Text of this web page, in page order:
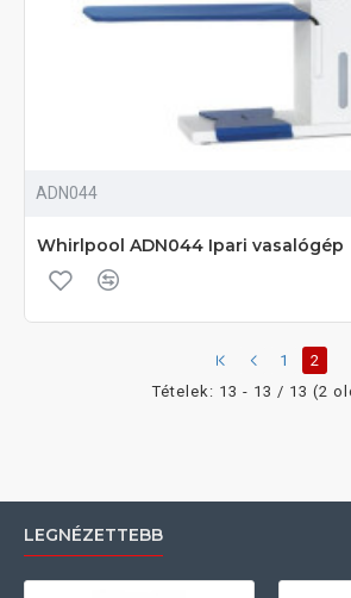
ADN044
Whirlpool ADN044 Ipari vasalógép
1
2
Tételek: 13 - 13 / 13 (2
LEGNÉZETTEBB